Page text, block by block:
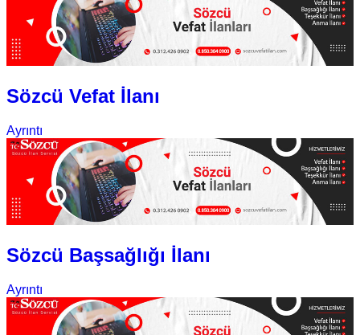
Sözcü Vefat İlanı
Ayrıntı
Sözcü Başsağlığı İlanı
Ayrıntı